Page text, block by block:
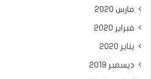
مارس 2020
فبراير 2020
يناير 2020
ديسمبر 2019